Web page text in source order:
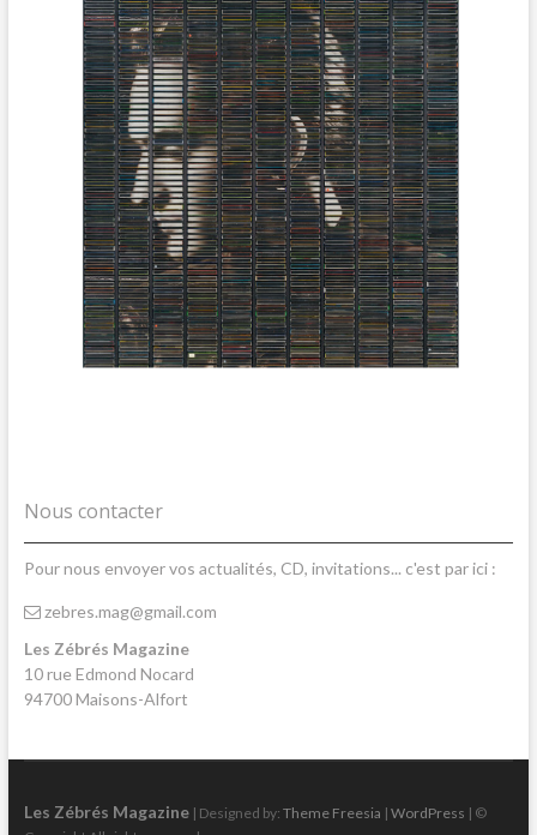
Nous contacter
Pour nous envoyer vos actualités, CD, invitations... c'est par ici :
zebres.mag@gmail.com
Les Zébrés Magazine
10 rue Edmond Nocard
94700 Maisons-Alfort
Les Zébrés Magazine| Designed by: Theme Freesia | WordPress | ©